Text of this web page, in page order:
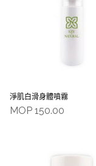
淨肌白滑身體噴霧
MOP 150.00